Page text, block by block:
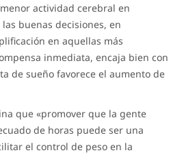
actividad cerebral en
buenas decisiones, en
en aquellas más
inmediata, encaja bien con
de sueño favorece el aumento de
que «promover que la gente
de horas puede ser una
el control de peso en la